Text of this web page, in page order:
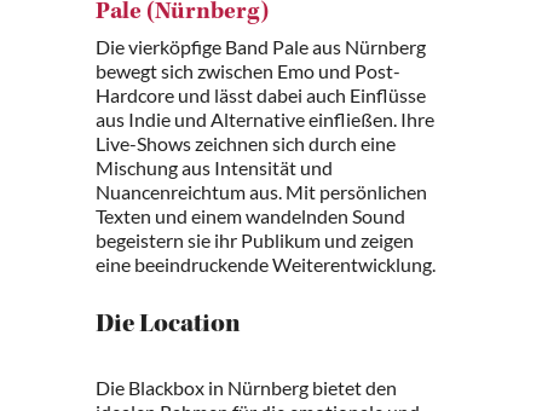
Pale (Nürnberg)
Die vierköpfige Band Pale aus Nürnberg
bewegt sich zwischen Emo und Post-
Hardcore und lässt dabei auch Einflüsse
aus Indie und Alternative einfließen. Ihre
Live-Shows zeichnen sich durch eine
Mischung aus Intensität und
Nuancenreichtum aus. Mit persönlichen
Texten und einem wandelnden Sound
begeistern sie ihr Publikum und zeigen
eine beeindruckende Weiterentwicklung.
Die Location
Die Blackbox in Nürnberg bietet den